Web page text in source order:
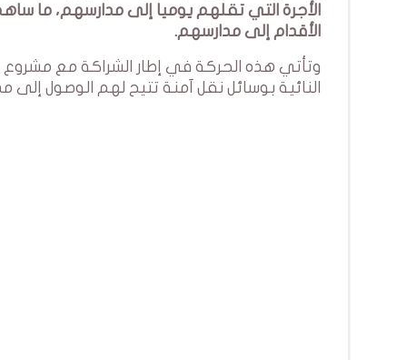
الأجرة التي تقلهم يوميا إلى مدارسهم، ما
الأقدام إلى مدارسهم.
وتأتي هذه الحركة في إطار الشراكة مع مشروع
النائية بوسائل نقل آمنة تتيح لهم الوصول